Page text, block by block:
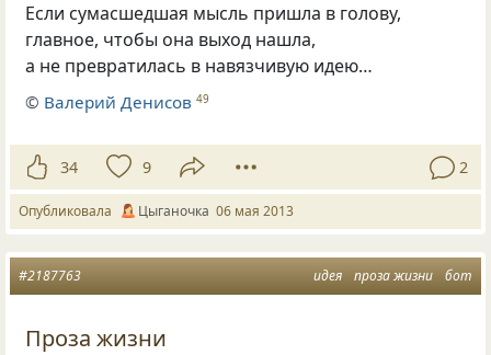
Если сумасшедшая мысль пришла в голову,
главное, чтобы она выход нашла,
а не превратилась в навязчивую идею…
© Валерий Денисов 49
34 9 2
Опубликовала Цыганочка 06 мая 2013
идея проза жизни бот
#2187763
Проза жизни